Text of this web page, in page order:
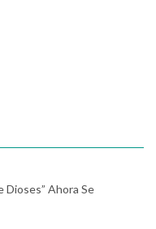
Dioses” Ahora Se